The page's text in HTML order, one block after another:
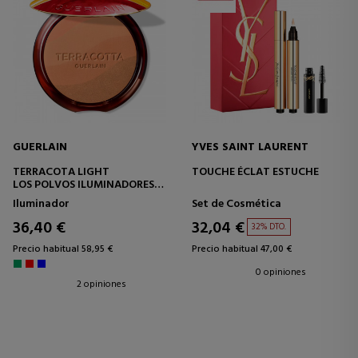
GUERLAIN
TERRACOTA LIGHT
LOS POLVOS ILUMINADORES
EFECTO BUENA CARA
NATURAL - 96 % DE
INGREDIENTES DE ORIGEN
NATURAL
Iluminador
36,40 €
Precio habitual 58,95 €
2 opiniones
YVES SAINT LAURENT
TOUCHE ÉCLAT ESTUCHE
Set de Cosmética
32,04 € 32% DTO.
Precio habitual 47,00 €
0 opiniones